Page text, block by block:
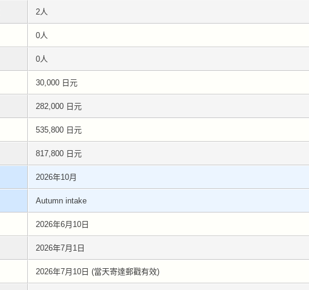
2人
0人
0人
30,000 日元
282,000 日元
535,800 日元
817,800 日元
2026年10月
Autumn intake
2026年6月10日
2026年7月1日
2026年7月10日 (當天寄達郵戳有效)